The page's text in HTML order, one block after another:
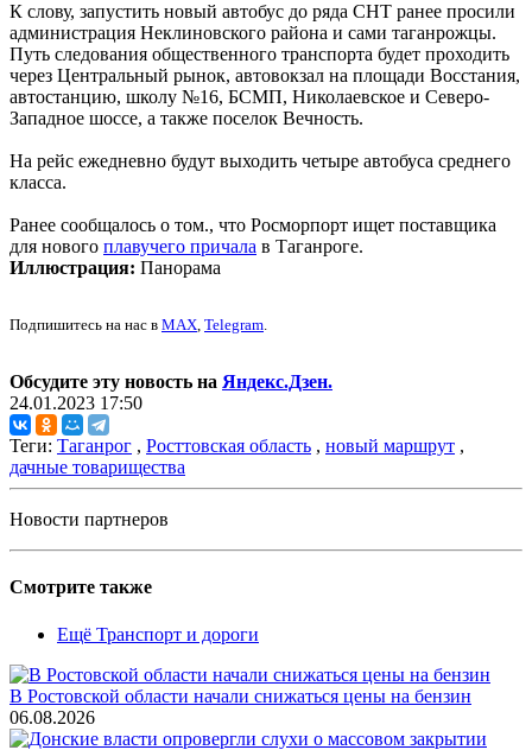
К слову, запустить новый автобус до ряда СНТ ранее просили
администрация Неклиновского района и сами таганрожцы.
Путь следования общественного транспорта будет проходить
через Центральный рынок, автовокзал на площади Восстания,
автостанцию, школу №16, БСМП, Николаевское и Северо-
Западное шоссе, а также поселок Вечность.
На рейс ежедневно будут выходить четыре автобуса среднего
класса.
Ранее сообщалось о том., что Росморпорт ищет поставщика
для нового плавучего причала в Таганроге.
Иллюстрация: Панорама
Подпишитесь на нас в MAX, Telegram.
Обсудите эту новость на Яндекс.Дзен.
24.01.2023 17:50
Теги: Таганрог , Росттовская область , новый маршрут ,
дачные товарищества
Новости партнеров
Смотрите также
Ещё Транспорт и дороги
В Ростовской области начали снижаться цены на бензин
06.08.2026